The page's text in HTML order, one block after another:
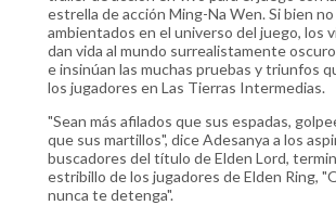
estrella de acción Ming-Na Wen. Si bien
ambientados en el universo del juego, los
dan vida al mundo surrealistamente
e insinúan las muchas pruebas y triunfos
los jugadores en Las Tierras Intermedias.
"Sean más afilados que sus espadas,
que sus martillos", dice Adesanya a los
buscadores del título de Elden Lord,
estribillo de los jugadores de Elden Ring,
nunca te detenga".